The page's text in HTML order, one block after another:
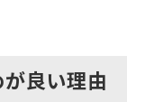
良い理由